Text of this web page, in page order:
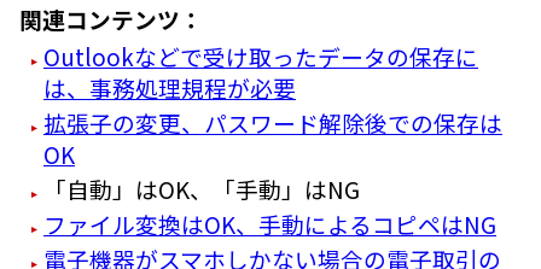
関連コンテンツ：
Outlookなどで受け取ったデータの保存に
は、事務処理規程が必要
拡張子の変更、パスワード解除後での保存は
OK
「自動」はOK、「手動」はNG
ファイル変換はOK、手動によるコピペはNG
電子機器がスマホしかない場合の電子取引の